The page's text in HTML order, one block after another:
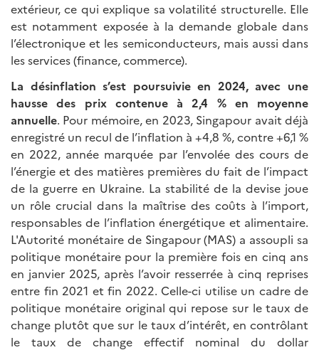
extérieur, ce qui explique sa volatilité structurelle. Elle
est notamment exposée à la demande globale dans
l’électronique et les semiconducteurs, mais aussi dans
les services (finance, commerce).
La désinflation s’est poursuivie en 2024, avec une
hausse des prix contenue à 2,4 % en moyenne
annuelle. Pour mémoire, en 2023, Singapour avait déjà
enregistré un recul de l’inflation à +4,8 %, contre +6,1 %
en 2022, année marquée par l’envolée des cours de
l’énergie et des matières premières du fait de l’impact
de la guerre en Ukraine. La stabilité de la devise joue
un rôle crucial dans la maîtrise des coûts à l’import,
responsables de l’inflation énergétique et alimentaire.
L'Autorité monétaire de Singapour (MAS) a assoupli sa
politique monétaire pour la première fois en cinq ans
en janvier 2025, après l’avoir resserrée à cinq reprises
entre fin 2021 et fin 2022. Celle-ci utilise un cadre de
politique monétaire original qui repose sur le taux de
change plutôt que sur le taux d’intérêt, en contrôlant
le taux de change effectif nominal du dollar